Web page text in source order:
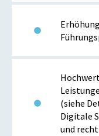
(siehe
Digitale
und